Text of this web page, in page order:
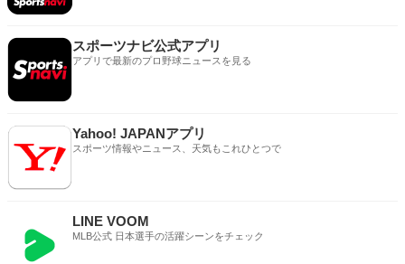
スポーツナビ公式アプリ
アプリで最新のプロ野球ニュースを見る
Yahoo! JAPANアプリ
スポーツ情報やニュース、天気もこれひとつで
LINE VOOM
MLB公式 日本選手の活躍シーンをチェック